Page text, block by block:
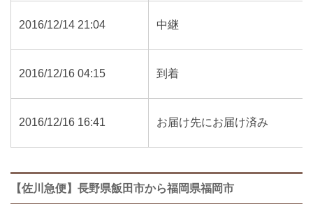
2016/12/14 21:04 中継
2016/12/16 04:15 到着
2016/12/16 16:41 お届け先にお届け済み
【佐川急便】長野県飯田市から福岡県福岡市